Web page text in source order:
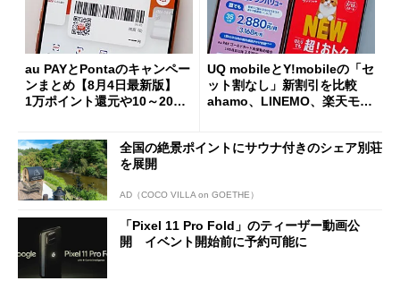
au PAYとPontaのキャンペー
ンまとめ【8月4日最新版】
1万ポイント還元や10～20％
UQ mobileとY!mobileの「セ
ット割なし」新割引を比較
ahamo、LINEMO、楽天モバ
全国の絶景ポイントにサウナ付きのシェア別荘
を展開
AD（COCO VILLA on GOETHE）
「Pixel 11 Pro Fold」のティーザー動画公
開 イベント開始前に予約可能に